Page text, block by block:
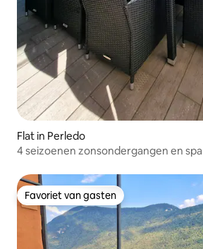
Flat in Perledo
4 seizoenen zonsondergangen en spa
Favoriet van gasten
Favoriet van gasten